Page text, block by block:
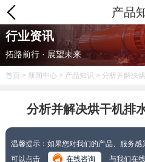
产品
行业资讯
拓路前行 · 展望未来
首页 > 新闻中心> 产品知识 > 分析并解决
分析并解决烘干机排
温馨提示：如果您对我们的产品、服务
可以点击
在线咨询 与我们在